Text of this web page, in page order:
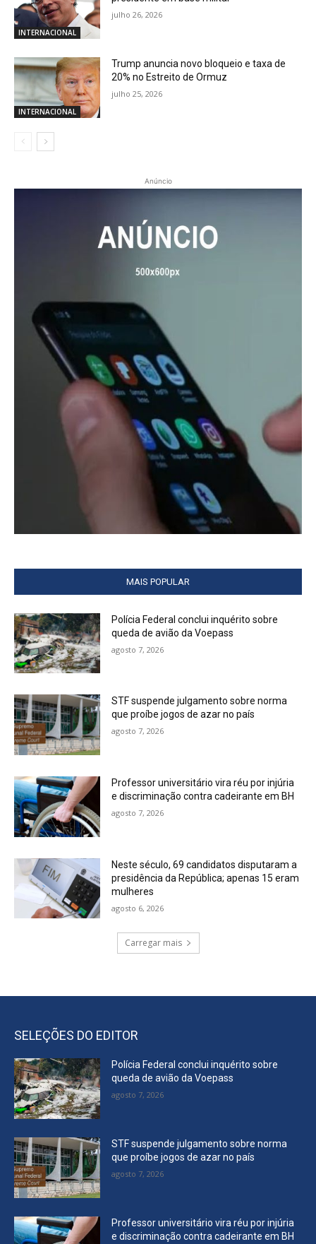
INTERNACIONAL
julho 26, 2026
INTERNACIONAL
Trump anuncia novo bloqueio e taxa de
20% no Estreito de Ormuz
julho 25, 2026
Anúncio
MAIS POPULAR
Polícia Federal conclui inquérito sobre
queda de avião da Voepass
agosto 7, 2026
STF suspende julgamento sobre norma
que proíbe jogos de azar no país
agosto 7, 2026
Professor universitário vira réu por injúria
e discriminação contra cadeirante em BH
agosto 7, 2026
Neste século, 69 candidatos disputaram a
presidência da República; apenas 15 eram
mulheres
agosto 6, 2026
Carregar mais
SELEÇÕES DO EDITOR
Polícia Federal conclui inquérito sobre
queda de avião da Voepass
agosto 7, 2026
STF suspende julgamento sobre norma
que proíbe jogos de azar no país
agosto 7, 2026
Professor universitário vira réu por injúria
e discriminação contra cadeirante em BH